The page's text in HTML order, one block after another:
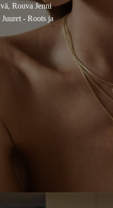
Rouva Jenni
- Roots ja